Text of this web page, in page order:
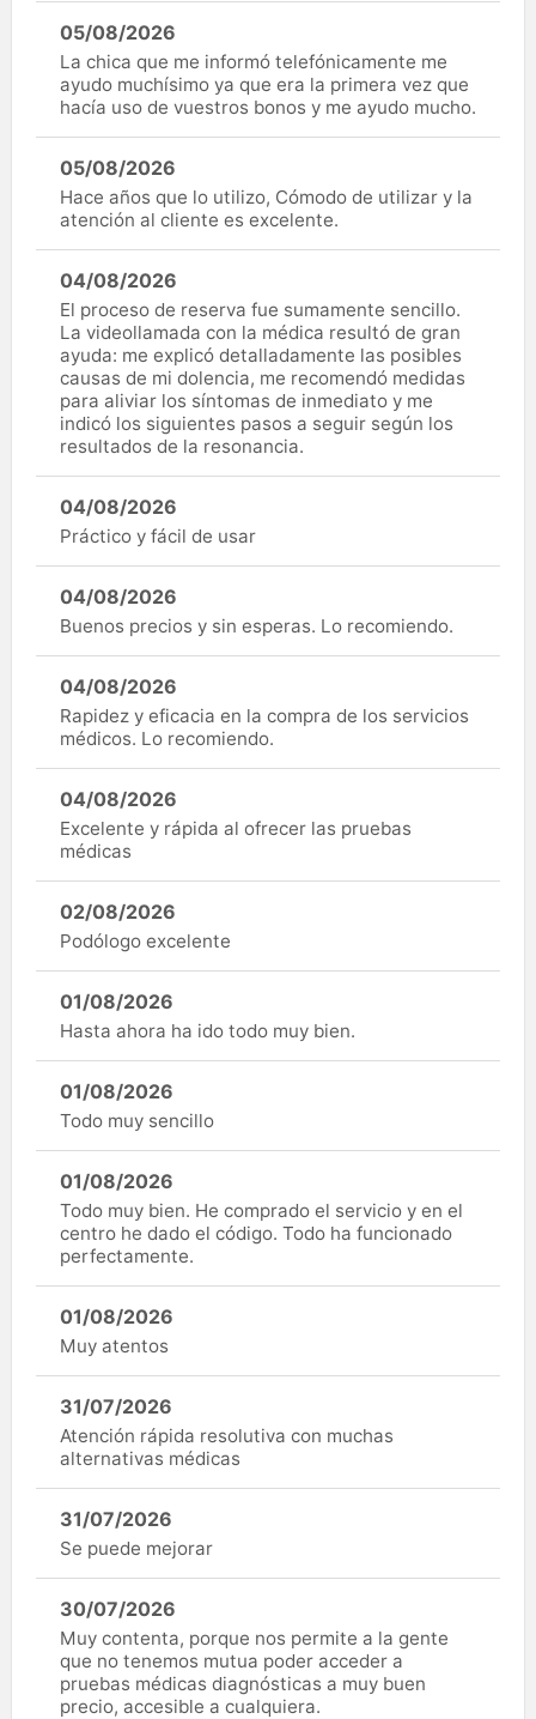
05/08/2026
La chica que me informó telefónicamente me
ayudo muchísimo ya que era la primera vez que
hacía uso de vuestros bonos y me ayudo mucho.
05/08/2026
Hace años que lo utilizo, Cómodo de utilizar y la
atención al cliente es excelente.
04/08/2026
El proceso de reserva fue sumamente sencillo.
La videollamada con la médica resultó de gran
ayuda: me explicó detalladamente las posibles
causas de mi dolencia, me recomendó medidas
para aliviar los síntomas de inmediato y me
indicó los siguientes pasos a seguir según los
resultados de la resonancia.
04/08/2026
Práctico y fácil de usar
04/08/2026
Buenos precios y sin esperas. Lo recomiendo.
04/08/2026
Rapidez y eficacia en la compra de los servicios
médicos. Lo recomiendo.
04/08/2026
Excelente y rápida al ofrecer las pruebas
médicas
02/08/2026
Podólogo excelente
01/08/2026
Hasta ahora ha ido todo muy bien.
01/08/2026
Todo muy sencillo
01/08/2026
Todo muy bien. He comprado el servicio y en el
centro he dado el código. Todo ha funcionado
perfectamente.
01/08/2026
Muy atentos
31/07/2026
Atención rápida resolutiva con muchas
alternativas médicas
31/07/2026
Se puede mejorar
30/07/2026
Muy contenta, porque nos permite a la gente
que no tenemos mutua poder acceder a
pruebas médicas diagnósticas a muy buen
precio, accesible a cualquiera.